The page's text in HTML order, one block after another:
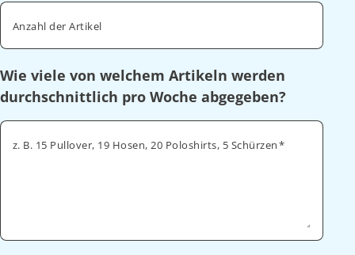
Anzahl der Artikel
Wie viele von welchem Artikeln werden
durchschnittlich pro Woche abgegeben?
z. B. 15 Pullover, 19 Hosen, 20 Poloshirts, 5 Schürzen